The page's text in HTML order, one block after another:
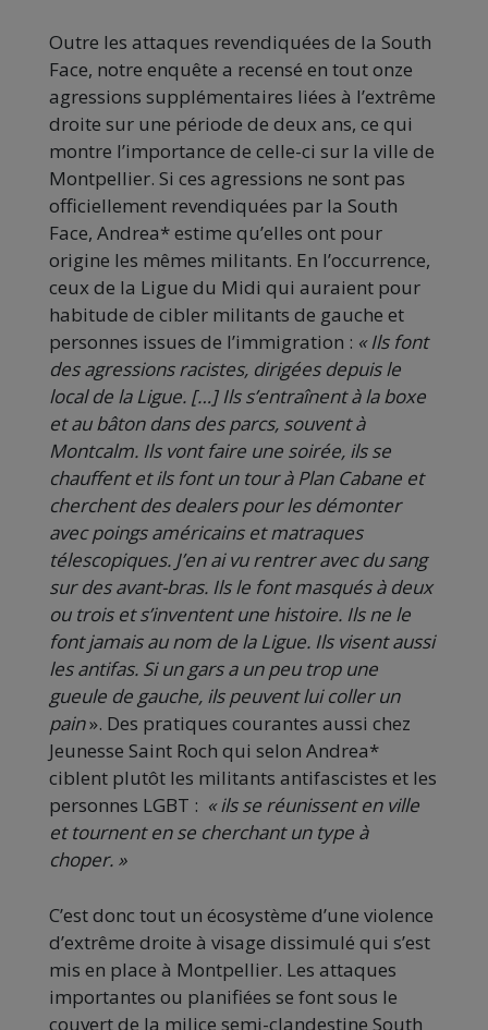
Outre les attaques revendiquées de la South
Face, notre enquête a recensé en tout onze
agressions supplémentaires liées à l’extrême
droite sur une période de deux ans, ce qui
montre l’importance de celle-ci sur la ville de
Montpellier. Si ces agressions ne sont pas
officiellement revendiquées par la South
Face, Andrea* estime qu’elles ont pour
origine les mêmes militants. En l’occurrence,
ceux de la Ligue du Midi qui auraient pour
habitude de cibler militants de gauche et
personnes issues de l’immigration : « Ils font
des agressions racistes, dirigées depuis le
local de la Ligue. […] Ils s’entraînent à la boxe
et au bâton dans des parcs, souvent à
Montcalm. Ils vont faire une soirée, ils se
chauffent et ils font un tour à Plan Cabane et
cherchent des dealers pour les démonter
avec poings américains et matraques
télescopiques. J’en ai vu rentrer avec du sang
sur des avant-bras. Ils le font masqués à deux
ou trois et s’inventent une histoire. Ils ne le
font jamais au nom de la Ligue. Ils visent aussi
les antifas. Si un gars a un peu trop une
gueule de gauche, ils peuvent lui coller un
pain». Des pratiques courantes aussi chez
Jeunesse Saint Roch qui selon Andrea*
ciblent plutôt les militants antifascistes et les
personnes LGBT : « ils se réunissent en ville
et tournent en se cherchant un type à
choper. »
C’est donc tout un écosystème d’une violence
d’extrême droite à visage dissimulé qui s’est
mis en place à Montpellier. Les attaques
importantes ou planifiées se font sous le
couvert de la milice semi-clandestine South